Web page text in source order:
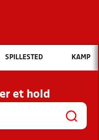
Hvad vil du søge efter?
OG NYHEDER
KLUBBER OG
SPILLESTED KAMP
et hold